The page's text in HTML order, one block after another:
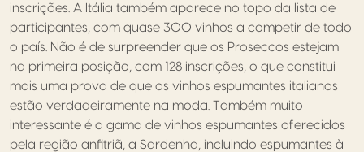
inscrições. A Itália também aparece no topo da lista de
participantes, com quase 300 vinhos a competir de todo
o país. Não é de surpreender que os Proseccos estejam
na primeira posição, com 128 inscrições, o que constitui
mais uma prova de que os vinhos espumantes italianos
estão verdadeiramente na moda. Também muito
interessante é a gama de vinhos espumantes oferecidos
pela região anfitriã, a Sardenha, incluindo espumantes à